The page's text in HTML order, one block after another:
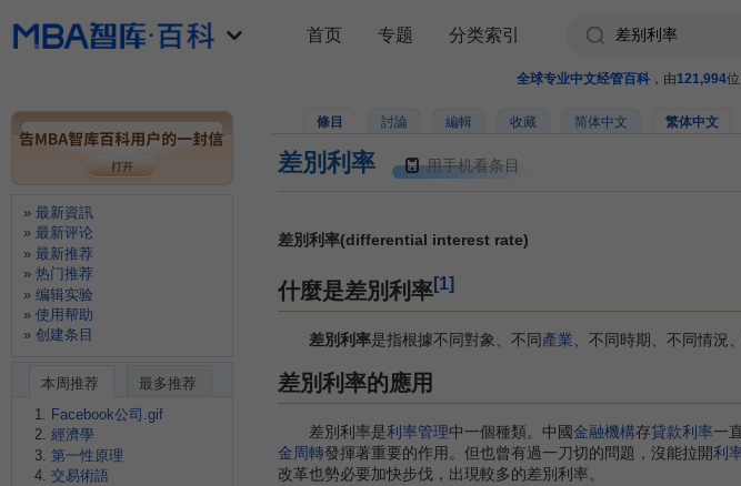
全球专业中文经管百科 ，由121,994
條目 討論 編輯 收藏 简体中文 繁体中文
差別利率 用手机看条目
差別利率(differential interest rate)
什麼是差別利率[1]
差別利率是指根據不同對象、不同產業 、不同時期、不同情況
差別利率的應用
差別利率是利率管理中一個種類。中國金融機構存貸款利率一
金周轉發揮著重要的作用。但也曾有過一刀切的問題，沒能拉開利
改革也勢必要加快步伐，出現較多的差別利率。
首页 专题 分类索引
最新資訊
最新评论
最新推荐
热门推荐
编辑实验
使用帮助
创建条目
本周推荐
最多推荐
Facebook公司.gif
經濟學
第一性原理
交易術語